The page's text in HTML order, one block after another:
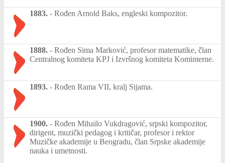
1883. - Rođen Arnold Baks, engleski kompozitor.
1888. - Rođen Sima Marković, profesor matematike, član
Centralnog komiteta KPJ i Izvršnog komiteta Kominterne.
1893. - Rođen Rama VII, kralj Sijama.
1900. - Rođen Mihailo Vukdragović, srpski kompozitor,
dirigent, muzički pedagog i kritičar, profesor i rektor
Muzičke akademije u Beogradu, član Srpske akademije
nauka i umetnosti.